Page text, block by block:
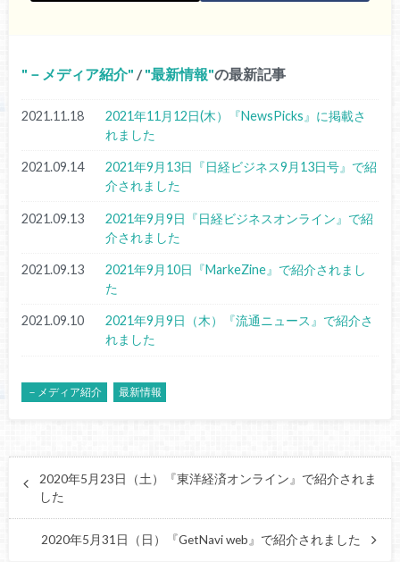
－メディア紹介 / 最新情報 の最新記事
2021.11.18
2021年11月12日(木）『NewsPicks』に掲載さ
れました
2021.09.14
2021年9月13日『日経ビジネス9月13日号』で紹
介されました
2021.09.13
2021年9月9日『日経ビジネスオンライン』で紹
介されました
2021.09.13
2021年9月10日『MarkeZine』で紹介されまし
た
2021.09.10
2021年9月9日（木）『流通ニュース』で紹介さ
れました
－メディア紹介 最新情報
2020年5月23日（土）『東洋経済オンライン』で紹介されま
した
2020年5月31日（日）『GetNavi web』で紹介されました